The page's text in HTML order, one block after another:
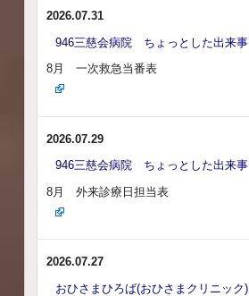
2026.07.31
946三慈会病院 ちょっとした出来事
8月 一次救急当番表
2026.07.29
946三慈会病院 ちょっとした出来事
8月 外来診療日担当表
2026.07.27
おひさまひろば(おひさまクリニック)